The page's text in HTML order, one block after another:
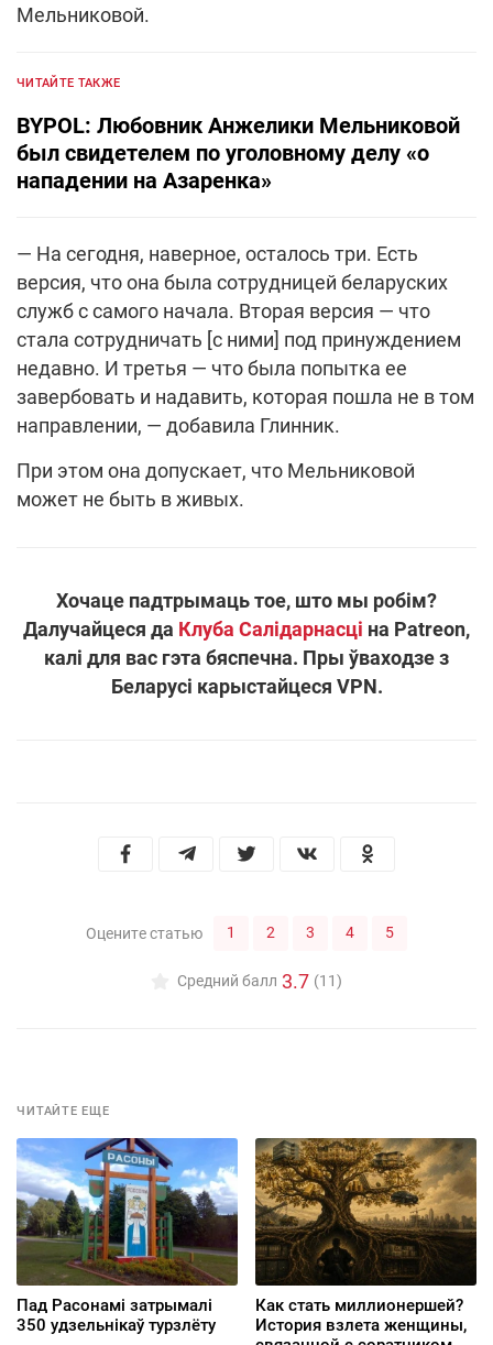
Мельниковой.
ЧИТАЙТЕ ТАКЖЕ
BYPOL: Любовник Анжелики Мельниковой
был свидетелем по уголовному делу «о
нападении на Азаренка»
— На сегодня, наверное, осталось три. Есть
версия, что она была сотрудницей беларуских
служб с самого начала. Вторая версия — что
стала сотрудничать [с ними] под принуждением
недавно. И третья — что была попытка ее
завербовать и надавить, которая пошла не в том
направлении, — добавила Глинник.
При этом она допускает, что Мельниковой
может не быть в живых.
Хочаце падтрымаць тое, што мы робім?
Далучайцеся да Клуба Салідарнасці на Patreon,
калі для вас гэта бяспечна. Пры ўваходзе з
Беларусі карыстайцеся VPN.
Оцените статью 1 2 3 4 5
Средний балл 3.7 (11)
ЧИТАЙТЕ ЕЩЕ
Пад Расонамі затрымалі
350 удзельнікаў турзлёту
Как стать миллионершей?
История взлета женщины,